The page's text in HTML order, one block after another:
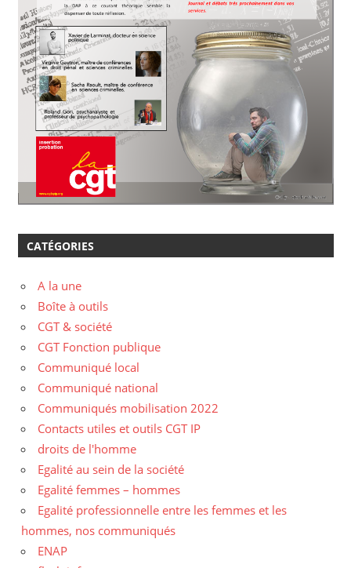
CATÉGORIES
A la une
Boîte à outils
CGT & société
CGT Fonction publique
Communiqué local
Communiqué national
Communiqués mobilisation 2022
Contacts utiles et outils CGT IP
droits de l'homme
Egalité au sein de la société
Egalité femmes – hommes
Egalité professionnelle entre les femmes et les
hommes, nos communiqués
ENAP